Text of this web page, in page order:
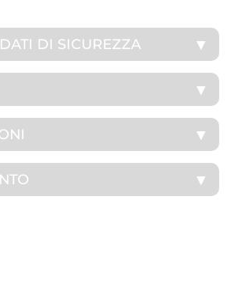
DI SICUREZZA